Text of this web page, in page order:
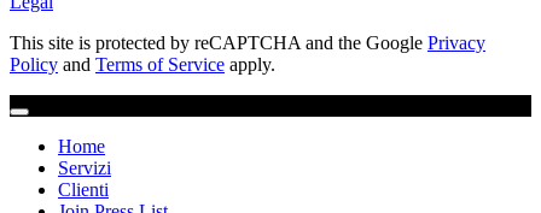
This site is protected by reCAPTCHA and the Google Privacy
Policy and Terms of Service apply.
Home
Servizi
Clienti